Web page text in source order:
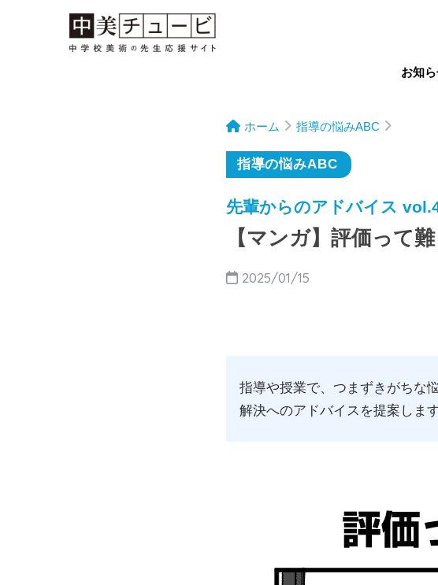
お知
ホーム 指導の悩みABC
指導の悩みABC
先輩からのアドバイス
【マンガ】評価って
2025/01/15
指導や授業で、つまずきがちな
解決へのアドバイスを提案します